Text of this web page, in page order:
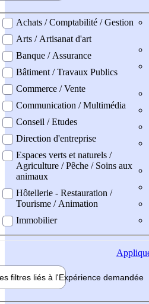
professionel
Achats / Comptabilité / Gestion
Arts / Artisanat d'art
Banque / Assurance
Bâtiment / Travaux Publics
Commerce / Vente
Communication / Multimédia
Conseil / Etudes
Direction d'entreprise
Espaces verts et naturels /
Agriculture / Pêche / Soins aux
animaux
Hôtellerie - Restauration /
Tourisme / Animation
Immobilier
filtres liés à l'Expérience demandée